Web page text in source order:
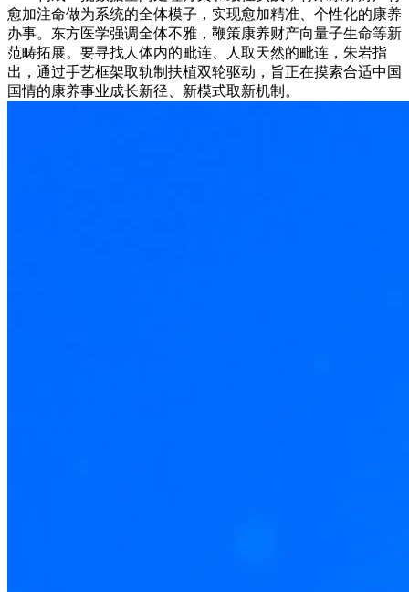
愈加注命做为系统的全体模子，实现愈加精准、个性化的康养
办事。东方医学强调全体不雅，鞭策康养财产向量子生命等新
范畴拓展。要寻找人体内的毗连、人取天然的毗连，朱岩指
出，通过手艺框架取轨制扶植双轮驱动，旨正在摸索合适中国
国情的康养事业成长新径、新模式取新机制。